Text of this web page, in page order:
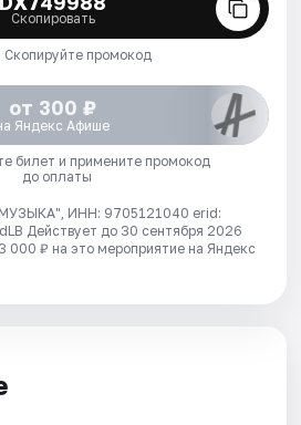
Скопировать
Скопируйте промокод
от 300 ₽
Яндекс Афише
билет и примените промокод
до оплаты
ИНН: 9705121040 erid:
Действует до 30 сентября 2026
000 ₽ на это мероприятие на Яндекс